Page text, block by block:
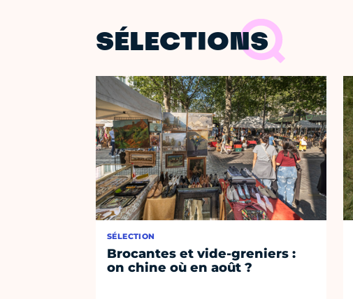
SÉLECTIONS
SÉLECTION
Brocantes et vide-greniers :
on chine où en août ?